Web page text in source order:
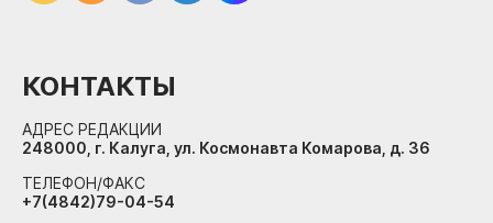
КОНТАКТЫ
АДРЕС РЕДАКЦИИ
248000, г. Калуга, ул. Космонавта Комарова, д. 36
ТЕЛЕФОН/ФАКС
+7(4842)79-04-54